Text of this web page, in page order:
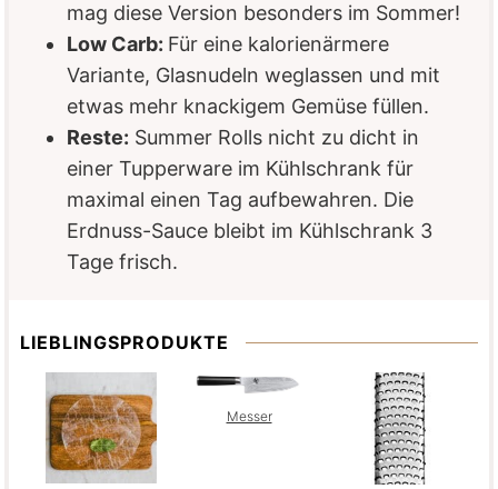
mag diese Version besonders im Sommer!
Low Carb: Für eine kalorienärmere
Variante, Glasnudeln weglassen und mit
etwas mehr knackigem Gemüse füllen.
Reste: Summer Rolls nicht zu dicht in
einer Tupperware im Kühlschrank für
maximal einen Tag aufbewahren. Die
Erdnuss-Sauce bleibt im Kühlschrank 3
Tage frisch.
LIEBLINGSPRODUKTE
Messer